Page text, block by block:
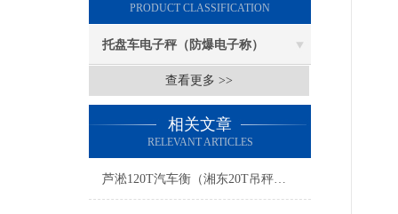
PRODUCT CLASSIFICATION
托盘车电子秤（防爆电子称）
查看更多 >>
相关文章
RELEVANT ARTICLES
芦淞120T汽车衡（湘东20T吊秤（余江轨道衡）天心80T地磅维修